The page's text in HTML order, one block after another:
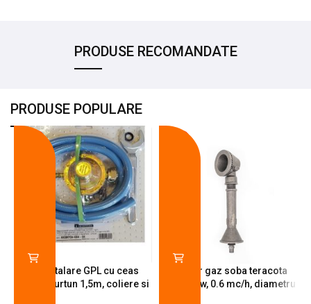
PRODUSE RECOMANDATE
PRODUSE POPULARE
Kit instalare GPL cu ceas
butelie, furtun 1,5m, coliere si
Arzator gaz soba teracota
A600, 6 kw, 0.6 mc/h, diametru